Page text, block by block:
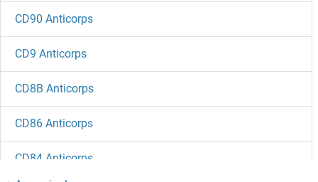
CD90 Anticorps
CD9 Anticorps
CD8B Anticorps
CD86 Anticorps
CD84 Anticorps